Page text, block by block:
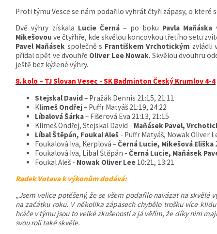
Proti týmu Vesce se nám podařilo vyhrát čtyři zápasy, o které
Dvě výhry získala Lucie Černá – po boku Pavla Maňáska
Mikešovou ve čtyřhře, kde skvělou koncovkou třetího setu
Pavel Maňásek společně s Františkem Vrchotickým zvládli
přidal opět ve dvouhře Oliver Lee Nowak. Skvělou dvouhru
ještě bez kýžené výhry.
8. kolo – TJ Slovan Vesec - SK Badminton Český Krumlov 4-4
Stejskal David– Pražák Dennis 21:15, 21:11
Klimeš Ondřej– Puffr Matyáš 21:19, 24:22
Líbalová Šárka– Fišerová Eva 21:13, 21:15
Klimeš Ondřej, Stejskal David - Maňásek Pavel,
Líbal Štěpán, Foukal Aleš - Puffr Matyáš, Nowak Oliver
Foukalová Iva, Kerplová –Černá Lucie, Mikešová Eliška
Foukalová Iva, Líbal Štěpán - Černá Lucie, Maňásek
Foukal Aleš - Nowak Oliver Lee 10:21, 13:21
Radek Votava k výkonům dodává:
„Jsem velice potěšený, že se všem podařilo navázat na skvělé
na začátku roku. V několika zápasech chybělo trošku více
hráče v týmu jsou to velké zkušenosti a já věřím, že díky nim
svou roli také skvěle.